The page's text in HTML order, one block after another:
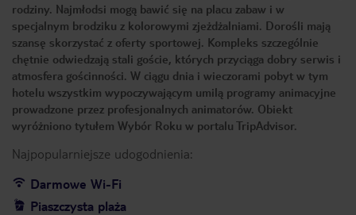
rodziny. Najmłodsi mogą bawić się na placu zabaw i w
specjalnym brodziku z kolorowymi zjeżdżalniami. Dorośli mają
szansę skorzystać z oferty sportowej. Kompleks szczególnie
chętnie odwiedzają stali goście, których przyciąga dobry serwis i
atmosfera gościnności. W ciągu dnia i wieczorami pobyt w tym
hotelu wszystkim wypoczywającym umilą programy animacyjne
prowadzone przez profesjonalnych animatorów. Obiekt
wyróżniono tytułem Wybór Roku w portalu TripAdvisor.
Najpopularniejsze udogodnienia:
Darmowe Wi-Fi
Piaszczysta plaża